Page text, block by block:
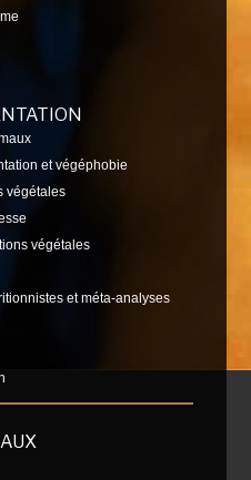
et végéphobie
végétales
végétales
et méta-analyses